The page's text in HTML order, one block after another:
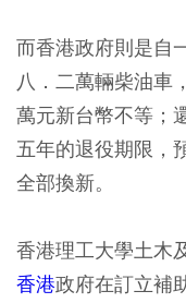
而香港政府則是自
八．二萬輛柴油車
萬元新台幣不等；
五年的退役期限，
全部換新。
香港理工大學土木
香港政府在訂立補